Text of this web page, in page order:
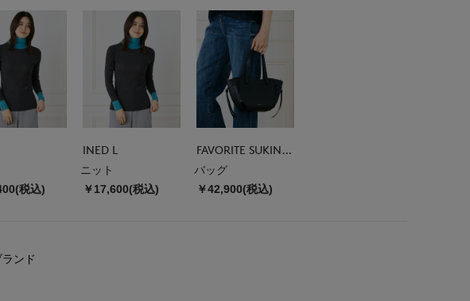
税込)
INED L
ニット
￥17,600(税込)
FAVORITE SUKINAMONO
バッグ
￥42,900(税込)
ンド